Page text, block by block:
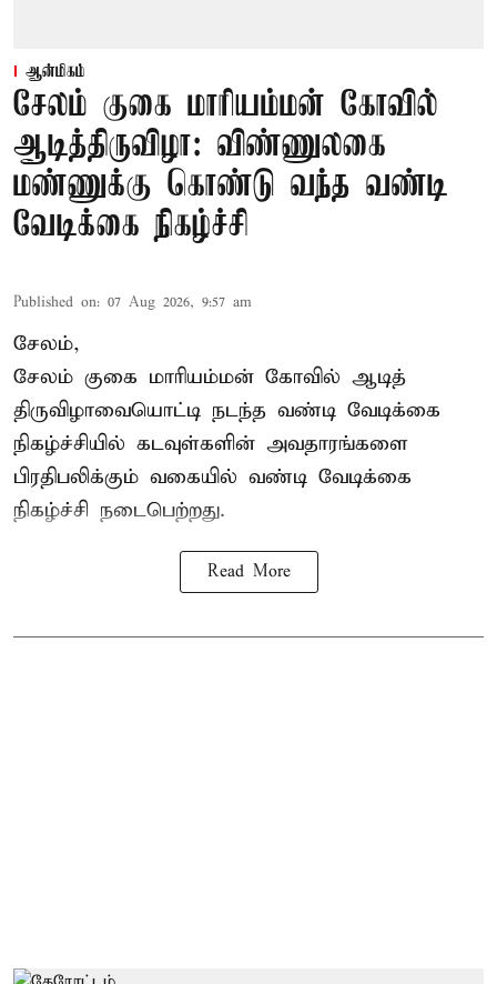
ஆன்மிகம்
சேலம் குகை மாரியம்மன் கோவில்
ஆடித்திருவிழா: விண்ணுலகை
மண்ணுக்கு கொண்டு வந்த வண்டி
வேடிக்கை நிகழ்ச்சி
Published on: 07 Aug 2026, 9:57 am
சேலம்,
சேலம் குகை மாரியம்மன் கோவில் ஆடித்
திருவிழாவையொட்டி நடந்த வண்டி வேடிக்கை
நிகழ்ச்சியில் கடவுள்களின் அவதாரங்களை
பிரதிபலிக்கும் வகையில் வண்டி வேடிக்கை
நிகழ்ச்சி நடைபெற்றது.
Read More